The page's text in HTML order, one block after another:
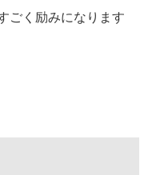
ごく励みになります